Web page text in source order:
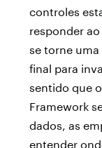
controles
responder
se torne
final para
sentido que
Framework
dados, as
entender